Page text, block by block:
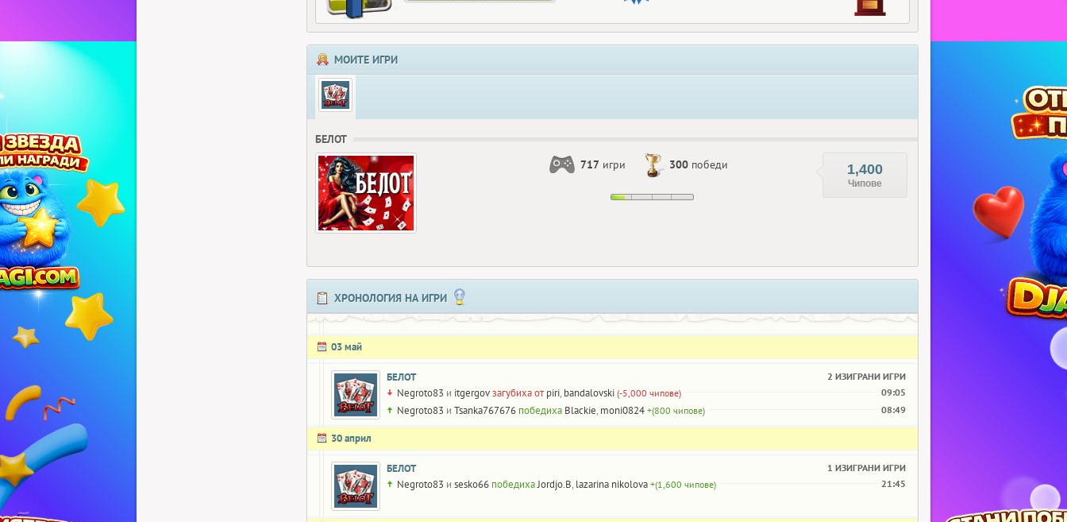
МОИТЕ ИГРИ
БЕЛОТ
717 игри 300 победи 1,400
Чипове
ХРОНОЛОГИЯ НА ИГРИ
03 май
БЕЛОТ 2 ИЗИГРАНИ ИГРИ
Negroto83 и itgergovзагубиха от piri, bandalovski (-5,000 чипове) 09:05
Negroto83 и Tsanka767676 победиха Blackie, moni0824 +(800 чипове) 08:49
30 април
БЕЛОТ 1 ИЗИГРАНИ ИГРИ
Negroto83 и sesko66 победихаJordjo.B, lazarina nikolova +(1,600 чипове) 21:45